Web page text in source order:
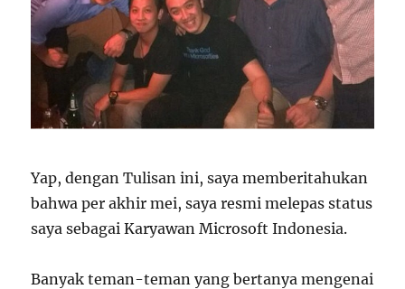
Yap, dengan Tulisan ini, saya memberitahukan
bahwa per akhir mei, saya resmi melepas status
saya sebagai Karyawan Microsoft Indonesia.
Banyak teman-teman yang bertanya mengenai